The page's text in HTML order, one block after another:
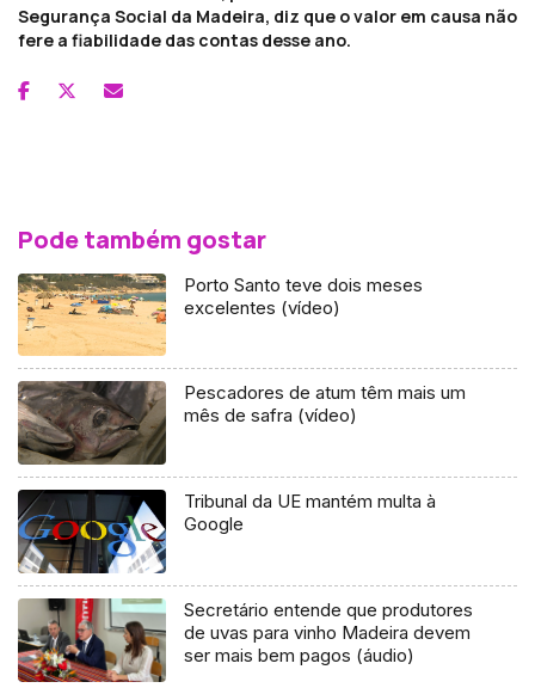
Segurança Social da Madeira, diz que o valor em causa não
fere a fiabilidade das contas desse ano.
Pode também gostar
Porto Santo teve dois meses
excelentes (vídeo)
Pescadores de atum têm mais um
mês de safra (vídeo)
Tribunal da UE mantém multa à
Google
Secretário entende que produtores
de uvas para vinho Madeira devem
ser mais bem pagos (áudio)